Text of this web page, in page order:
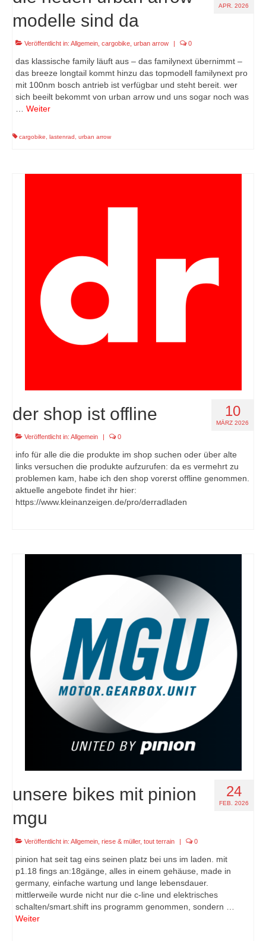
APR. 2026
modelle sind da
Veröffentlicht in: Allgemein cargobike urban arrow 0
das klassische family läuft aus – das familynext übernimmt –
das breeze longtail kommt hinzu das topmodell familynext pro
mit 100nm bosch antrieb ist verfügbar und steht bereit. wer
sich beeilt bekommt von urban arrow und uns sogar noch was
… Weiter
cargobike, lastenrad , urban arrow
10
MÄRZ 2026
der shop ist offline
Veröffentlicht in: Allgemein 0
info für alle die die produkte im shop suchen oder über alte
links versuchen die produkte aufzurufen: da es vermehrt zu
problemen kam, habe ich den shop vorerst offline genommen.
aktuelle angebote findet ihr hier:
https://www.kleinanzeigen.de/pro/derradladen
24
FEB. 2026
unsere bikes mit pinion
mgu
Veröffentlicht in: Allgemein riese & müller, tout terrain | 0
pinion hat seit tag eins seinen platz bei uns im laden. mit
p1.18 fings an:18gänge, alles in einem gehäuse, made in
germany, einfache wartung und lange lebensdauer.
mittlerweile wurde nicht nur die c-line und elektrisches
schalten/smart.shift ins programm genommen, sondern …
Weiter